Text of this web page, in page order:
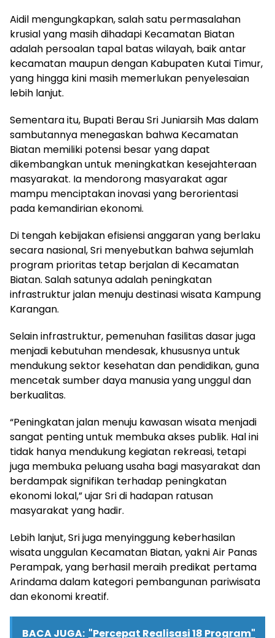
Aidil mengungkapkan, salah satu permasalahan
krusial yang masih dihadapi Kecamatan Biatan
adalah persoalan tapal batas wilayah, baik antar
kecamatan maupun dengan Kabupaten Kutai Timur,
yang hingga kini masih memerlukan penyelesaian
lebih lanjut.
Sementara itu, Bupati Berau Sri Juniarsih Mas dalam
sambutannya menegaskan bahwa Kecamatan
Biatan memiliki potensi besar yang dapat
dikembangkan untuk meningkatkan kesejahteraan
masyarakat. Ia mendorong masyarakat agar
mampu menciptakan inovasi yang berorientasi
pada kemandirian ekonomi.
Di tengah kebijakan efisiensi anggaran yang berlaku
secara nasional, Sri menyebutkan bahwa sejumlah
program prioritas tetap berjalan di Kecamatan
Biatan. Salah satunya adalah peningkatan
infrastruktur jalan menuju destinasi wisata Kampung
Karangan.
Selain infrastruktur, pemenuhan fasilitas dasar juga
menjadi kebutuhan mendesak, khususnya untuk
mendukung sektor kesehatan dan pendidikan, guna
mencetak sumber daya manusia yang unggul dan
berkualitas.
“Peningkatan jalan menuju kawasan wisata menjadi
sangat penting untuk membuka akses publik. Hal ini
tidak hanya mendukung kegiatan rekreasi, tetapi
juga membuka peluang usaha bagi masyarakat dan
berdampak signifikan terhadap peningkatan
ekonomi lokal,” ujar Sri di hadapan ratusan
masyarakat yang hadir.
Lebih lanjut, Sri juga menyinggung keberhasilan
wisata unggulan Kecamatan Biatan, yakni Air Panas
Perampak, yang berhasil meraih predikat pertama
Arindama dalam kategori pembangunan pariwisata
dan ekonomi kreatif.
BACA JUGA: "Percepat Realisasi 18 Program"